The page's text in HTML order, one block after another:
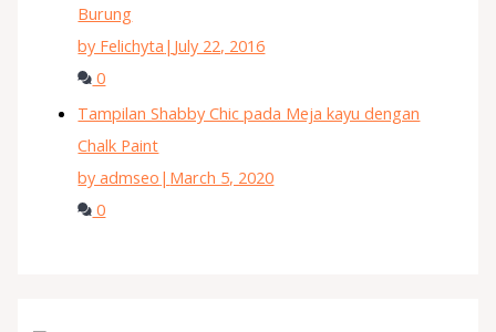
Burung
by Felichyta | July 22, 2016
0
Tampilan Shabby Chic pada Meja kayu dengan
Chalk Paint
by admseo | March 5, 2020
0